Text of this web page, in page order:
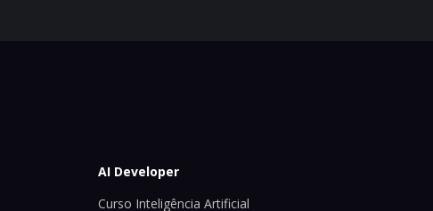
AI Developer
Curso Inteligência Artificial